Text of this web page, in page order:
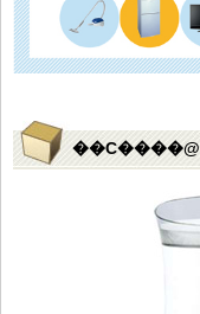
��C����@